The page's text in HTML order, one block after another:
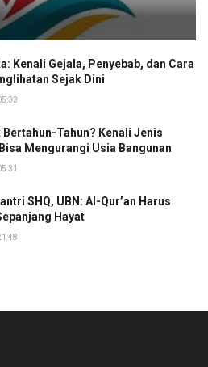
Kenali Gejala, Penyebab, dan Cara
Sejak Dini
Bertahun-Tahun? Kenali Jenis
Mengurangi Usia Bangunan
SHQ, UBN: Al-Qur’an Harus
Hayat